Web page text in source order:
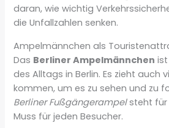
daran, wie wichtig
die Unfallzahlen senken.
Ampelmännchen als
Das Berliner Ampelmännchen
des Alltags in Berlin. Es zieht auch
kommen, um es zu sehen und zu
Berliner Fußgängerampelsteht für
Muss für jeden Besucher.